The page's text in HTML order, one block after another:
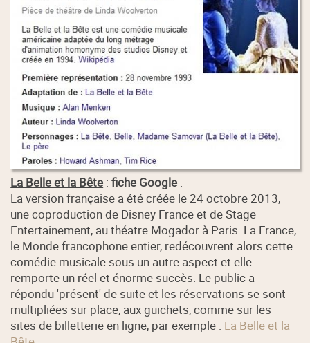
La Belle et la Bête :fiche Google .
La version française a été créée le 24 octobre 2013,
une coproduction de Disney France et de Stage
Entertainement, au théatre Mogador à Paris. La France,
le Monde francophone entier, redécouvrent alors cette
comédie musicale sous un autre aspect et elle
remporte un réel et énorme succès. Le public a
répondu 'présent' de suite et les réservations se sont
multipliées sur place, aux guichets, comme sur les
sites de billetterie en ligne, par exemple : La Belle et la